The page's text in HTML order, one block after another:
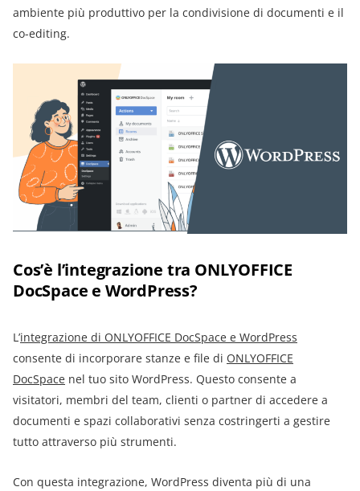
ambiente più produttivo per la condivisione di documenti e il
co-editing.
Cos’è l’integrazione tra ONLYOFFICE
DocSpace e WordPress?
L’integrazione di ONLYOFFICE DocSpace e WordPress
consente di incorporare stanze e file di ONLYOFFICE
DocSpace nel tuo sito WordPress. Questo consente a
visitatori, membri del team, clienti o partner di accedere a
documenti e spazi collaborativi senza costringerti a gestire
tutto attraverso più strumenti.
Con questa integrazione, WordPress diventa più di una